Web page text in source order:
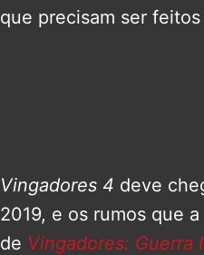
que precisam ser
Vingadores 4 deve
2019, e os rumos que
de Vingadores: Guerra